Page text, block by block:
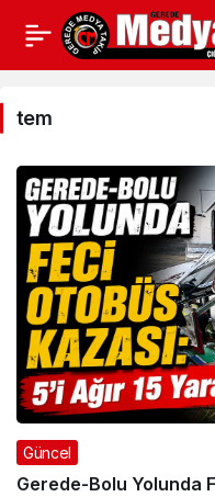
tem
tem
Güncel
Gerede-Bolu Yolunda